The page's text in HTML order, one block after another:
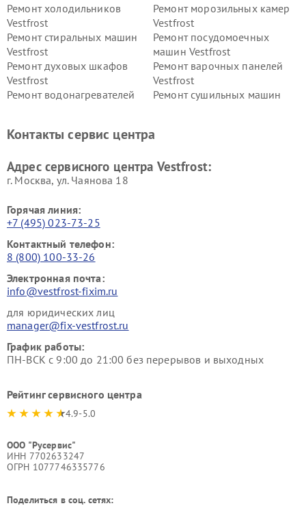
Ремонт холодильников
Vestfrost
Ремонт морозильных камер
Vestfrost
Ремонт стиральных машин
Vestfrost
Ремонт посудомоечных
машин Vestfrost
Ремонт духовых шкафов
Vestfrost
Ремонт варочных панелей
Vestfrost
Ремонт водонагревателей
Ремонт сушильных машин
Vestfrost
Контакты сервис центра
Адрес сервисного центра Vestfrost:
г. Москва, ул. Чаянова 18
Горячая линия:
+7 (495) 023-73-25
Контактный телефон:
8 (800) 100-33-26
Электронная почта:
info@vestfrost-fixim.ru
для юридических лиц
manager@fix-vestfrost.ru
График работы:
ПН-ВСК с 9:00 до 21:00 без перерывов и выходных
Рейтинг сервисного центра
4.9-5.0
ООО "Русервис"
ИНН 7702633247
ОГРН 1077746335776
Поделиться в соц. сетях: